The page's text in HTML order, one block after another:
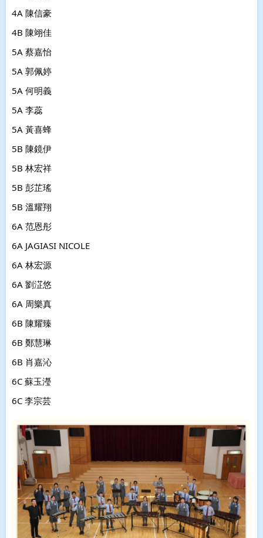
4A 陳信豪
4B 陳翊佳
5A 蔡嘉怡
5A 郭佩婷
5A 何明義
5A 李蕊
5A 黃喜蜂
5B 陳鏡伊
5B 林宏祥
5B 彭芷瑤
5B 溫耀翔
6A 范恩彤
6A JAGIASI NICOLE
6A 林宏源
6A 劉淽悠
6A 周樂真
6B 陳耀臻
6B 鄭慧琳
6B 肖嘉沁
6C 蘇玉瀅
6C 李宗芸